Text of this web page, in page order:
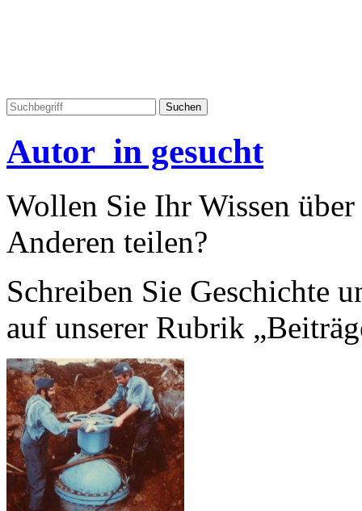
Autor_in gesucht
Wollen Sie Ihr Wissen
Anderen teilen?
Schreiben Sie Geschichte
auf unserer Rubrik